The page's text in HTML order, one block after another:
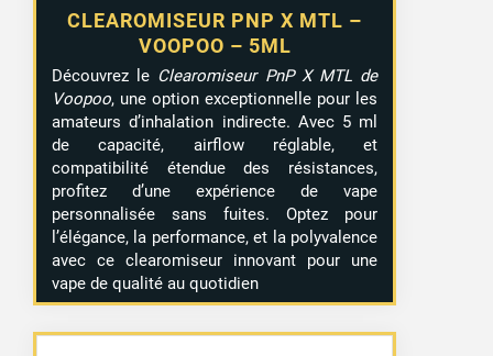
CLEAROMISEUR PNP X MTL –
VOOPOO – 5ML
Découvrez le Clearomiseur PnP X MTL de
Voopoo, une option exceptionnelle pour les
amateurs d’inhalation indirecte. Avec 5 ml
de capacité, airflow réglable, et
compatibilité étendue des résistances,
profitez d’une expérience de vape
personnalisée sans fuites. Optez pour
l’élégance, la performance, et la polyvalence
avec ce clearomiseur innovant pour une
vape de qualité au quotidien